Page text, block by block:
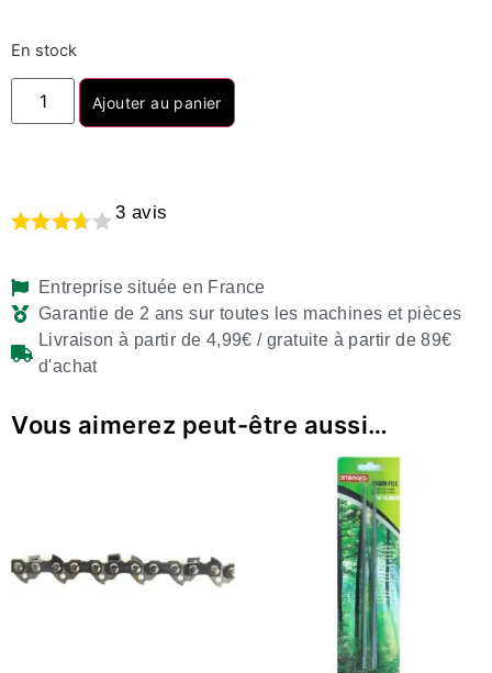
En stock
Ajouter au panier
3 avis
Entreprise située en France
Garantie de 2 ans sur toutes les machines et pièces
Livraison à partir de 4,99€ / gratuite à partir de 89€
d'achat
Vous aimerez peut-être aussi…